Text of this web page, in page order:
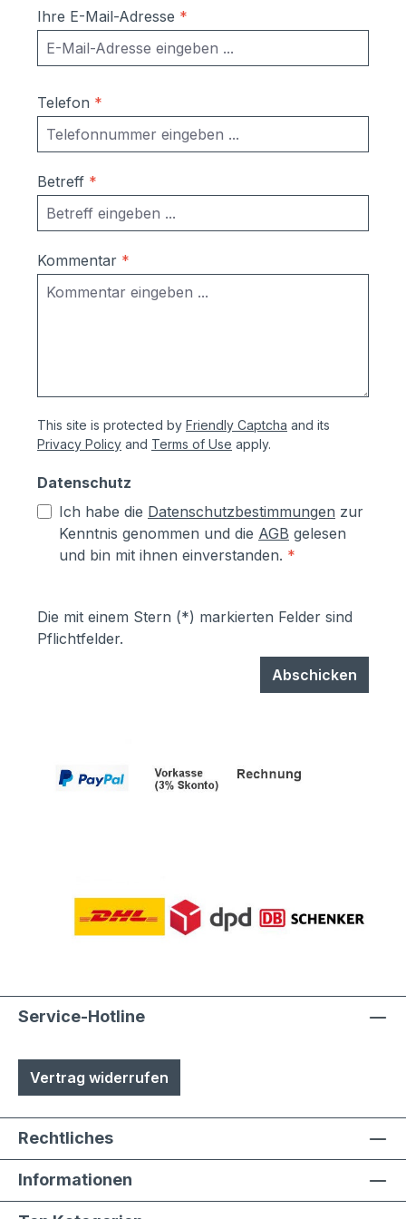
Ihre E-Mail-Adresse *
Telefon *
Betreff *
Kommentar *
This site is protected by Friendly Captcha and its
Privacy Policy and Terms of Use apply.
Datenschutz
Ich habe die Datenschutzbestimmungen zur
Kenntnis genommen und die AGB gelesen
und bin mit ihnen einverstanden. *
Die mit einem Stern (*) markierten Felder sind
Pflichtfelder.
Abschicken
Service-Hotline
Vertrag widerrufen
Rechtliches
Informationen